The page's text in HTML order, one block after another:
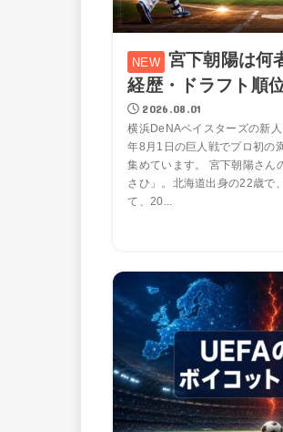
宮下朝陽は何
経歴・ドラフト順
2026.08.01
横浜DeNAベイスターズの新
年8月1日の巨人戦でプロ初の
集めています。 宮下朝陽さん
さひ」。北海道出身の22歳で
て、20...